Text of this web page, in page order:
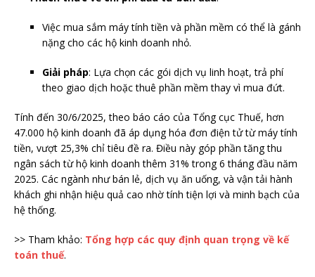
Việc mua sắm máy tính tiền và phần mềm có thể là gánh
nặng cho các hộ kinh doanh nhỏ.
Giải pháp: Lựa chọn các gói dịch vụ linh hoạt, trả phí
theo giao dịch hoặc thuê phần mềm thay vì mua đứt.
Tính đến 30/6/2025, theo báo cáo của Tổng cục Thuế, hơn
47.000 hộ kinh doanh đã áp dụng hóa đơn điện tử từ máy tính
tiền, vượt 25,3% chỉ tiêu đề ra. Điều này góp phần tăng thu
ngân sách từ hộ kinh doanh thêm 31% trong 6 tháng đầu năm
2025. Các ngành như bán lẻ, dịch vụ ăn uống, và vận tải hành
khách ghi nhận hiệu quả cao nhờ tính tiện lợi và minh bạch của
hệ thống.
>> Tham khảo: Tổng hợp các quy định quan trọng về kế
toán thuế.